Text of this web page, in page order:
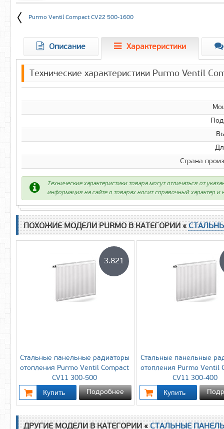
Purmo Ventil Compact CV22 500-1600
Описание Характеристики
Технические характеристики Purmo Ventil
Страна
Технические характеристики товара могут отличаться от
информация на сайте о товарах носит справочный характер
ПОХОЖИЕ МОДЕЛИ PURMO В КАТЕГОРИИ «
Стальные панельные радиаторы
отопления Purmo Ventil Compact
CV11 300-500
3.821
Подробнее
Стальные панельные
отопления Purmo Ventil
CV11 300-400
ДРУГИЕ МОДЕЛИ В КАТЕГОРИИ «СТАЛЬНЫЕ